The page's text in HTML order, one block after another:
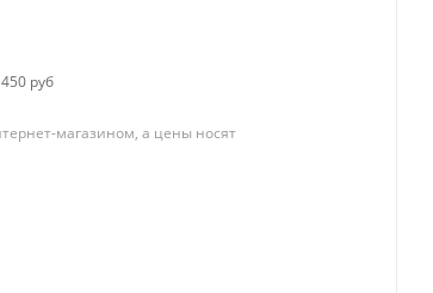
руб
магазином, а цены носят
R-M CB,SCB